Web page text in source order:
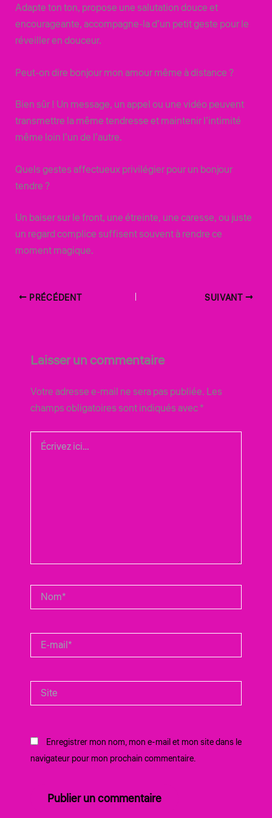
Adapte ton ton, propose une salutation douce et
encourageante, accompagne-la d’un petit geste pour le
réveiller en douceur.
Peut-on dire bonjour mon amour même à distance ?
Bien sûr ! Un message, un appel ou une vidéo peuvent
transmettre la même tendresse et maintenir l’intimité
même loin l’un de l’autre.
Quels gestes affectueux privilégier pour un bonjour
tendre ?
Un baiser sur le front, une étreinte, une caresse, ou juste
un regard complice suffisent souvent à rendre ce
moment magique.
PRÉCÉDENT SUIVANT
Laisser un commentaire
Votre adresse e-mail ne sera pas publiée. Les
champs obligatoires sont indiqués avec*
ici…
Nom*
mail*
Site
Enregistrer mon nom, mon e-mail et mon site dans le
navigateur pour mon prochain commentaire.